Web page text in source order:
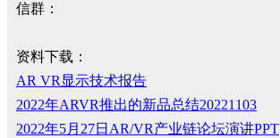
信群：
资料下载：
AR VR显示技术报告
2022年ARVR推出的新品总结20221103
2022年5月27日AR/VR产业链论坛演讲PPT